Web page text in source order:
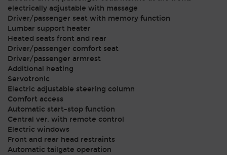
electrically adjustable with massage
Driver/passenger seat with memory function
Lumbar support heater
Heated seats front and rear
Driver/passenger comfort seat
Driver/passenger armrest
Additional heating
Servotronic
Electric adjustable steering column
Comfort access
Automatic start-stop function
Central ver. with remote control
Electric windows
Front and rear head restraints
Automatic tailgate operation